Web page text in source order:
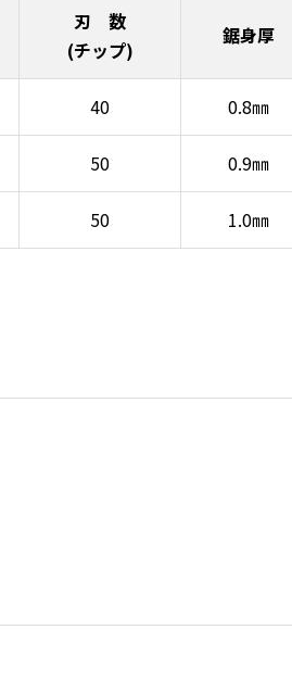
刃 数
(チップ)
鋸身厚
40 0.8㎜
50 0.9㎜
50 1.0㎜